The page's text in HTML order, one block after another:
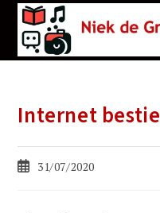
Internet
Bericht31/07/2020